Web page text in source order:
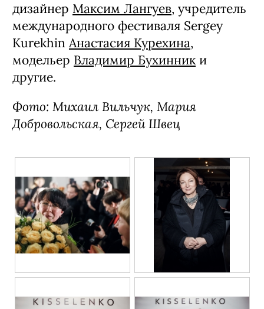
дизайнер Максим Лангуев, учредитель
международного фестиваля Sergey
Kurekhin Анастасия Курехина,
модельер Владимир Бухинник и
другие.
Фото: Михаил Вильчук, Мария
Добровольская, Сергей Швец